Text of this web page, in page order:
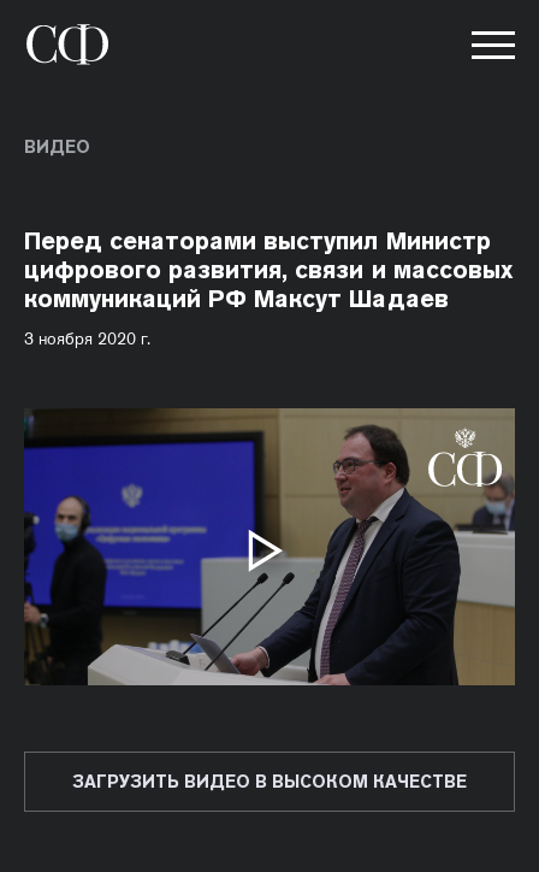
ВИДЕО
Перед сенаторами выступил Министр
цифрового развития, связи и массовых
коммуникаций РФ Максут Шадаев
3 ноября 2020 г.
ЗАГРУЗИТЬ ВИДЕО В ВЫСОКОМ КАЧЕСТВЕ